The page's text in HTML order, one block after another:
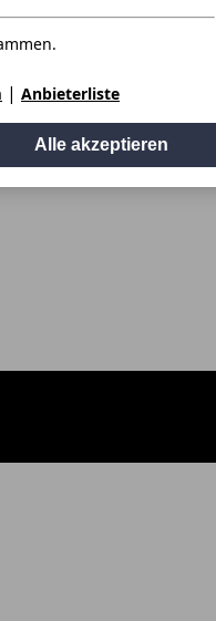
| Anbieterliste
Alle akzeptieren